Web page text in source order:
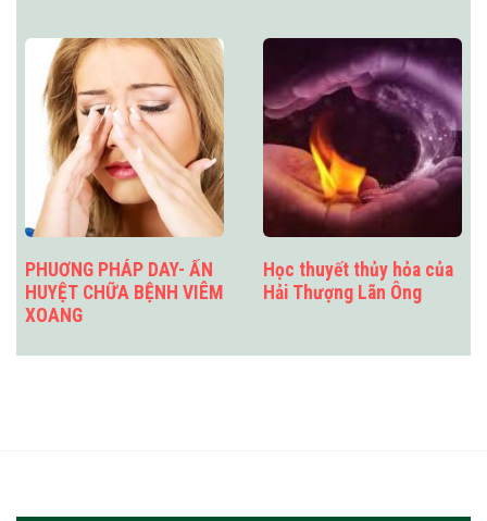
PHUƠNG PHÁP DAY- ẤN
HUYỆT CHỮA BỆNH VIÊM
XOANG
Học thuyết thủy hỏa của
Hải Thượng Lãn Ông